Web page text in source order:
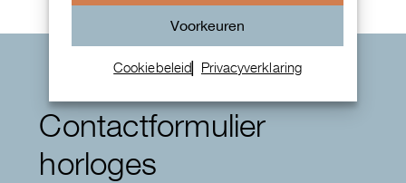
Voorkeuren
Cookiebeleid Privacyverklaring
Contactformulier
horloges